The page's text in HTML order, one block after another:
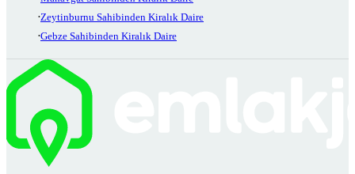
Zeytinburnu Sahibinden Kiralık Daire
Gebze Sahibinden Kiralık Daire